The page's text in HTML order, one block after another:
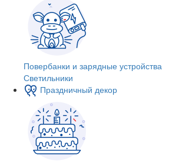
Повербанки и зарядные устройства
Светильники
Праздничный декор